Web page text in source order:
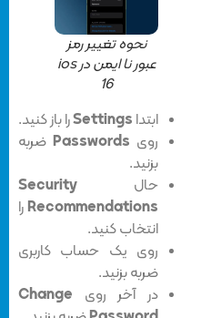
نحوه تغییر رمز
عبور نا ایمن در ios
ابتدا Settingsرا باز کنید.
روی Passwordsضربه
بزنید.
حال
Security
Recommendationsرا
انتخاب کنید.
روی یک حساب کاربری
ضربه بزنید.
در آخر رویChange